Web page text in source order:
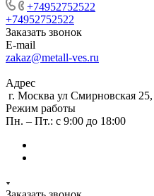
+74952752522
+74952752522
Заказать звонок
E-mail
zakaz@metall-ves.ru
Адрес
г. Москва ул Смирновская 25,
Режим работы
Пн. – Пт.: с 9:00 до 18:00